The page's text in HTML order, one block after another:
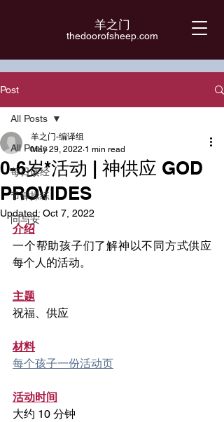
羊之门
​thedoorofsheep.com
Post
All Posts
每日读经
节律操练
问与安
All Posts
0-6岁*活动 | 神供应 GOD
PROVIDES
羊之门-编译组
May 29, 2022 1 min read
Updated: Oct 7, 2022
介绍
一个帮助孩子们了解神以不同方式供应
每个人的活动。
主题
祝福、供应
材料
每个孩子一份活动页
活动时间
大约 10 分钟